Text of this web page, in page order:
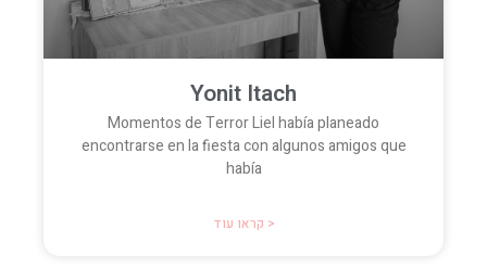
Yonit Itach
Momentos de Terror Liel había planeado
encontrarse en la fiesta con algunos amigos que
había
קראו עוד >